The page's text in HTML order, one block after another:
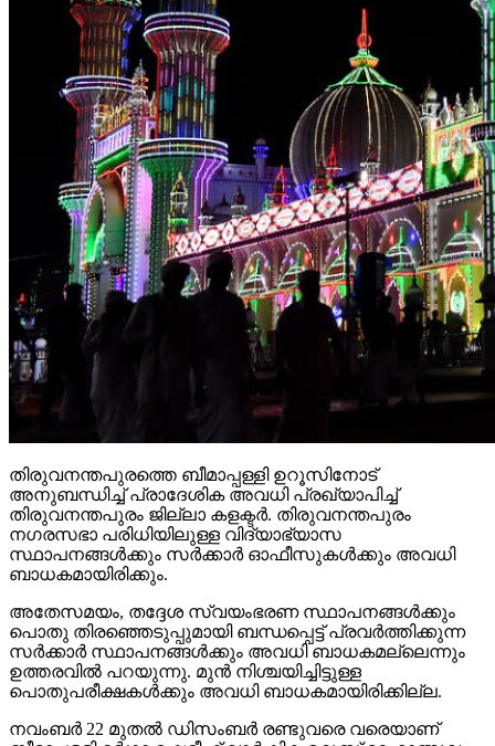
തിരുവനന്തപുരത്തെ ബീമാപ്പള്ളി ഉറൂസിനോട്
അനുബന്ധിച്ച് പ്രാദേശിക അവധി പ്രഖ്യാപിച്ച്
തിരുവനന്തപുരം ജില്ലാ കളക്ടര്‍. തിരുവനന്തപുരം
നഗരസഭാ പരിധിയിലുള്ള വിദ്യാഭ്യാസ
സ്ഥാപനങ്ങള്‍ക്കും സര്‍ക്കാര്‍ ഓഫീസുകള്‍ക്കും അവധി
ബാധകമായിരിക്കും.
അതേസമയം, തദ്ദേശ സ്വയംഭരണ സ്ഥാപനങ്ങള്‍ക്കും
പൊതു തിരഞ്ഞെടുപ്പുമായി ബന്ധപ്പെട്ട് പ്രവര്‍ത്തിക്കുന്ന
സര്‍ക്കാര്‍ സ്ഥാപനങ്ങള്‍ക്കും അവധി ബാധകമല്ലെന്നും
ഉത്തരവില്‍ പറയുന്നു. മുന്‍ നിശ്ചയിച്ചിട്ടുള്ള
പൊതുപരീക്ഷകള്‍ക്കും അവധി ബാധകമായിരിക്കില്ല.
നവംബര്‍ 22 മുതല്‍ ഡിസംബര്‍ രണ്ടുവരെ വരെയാണ്